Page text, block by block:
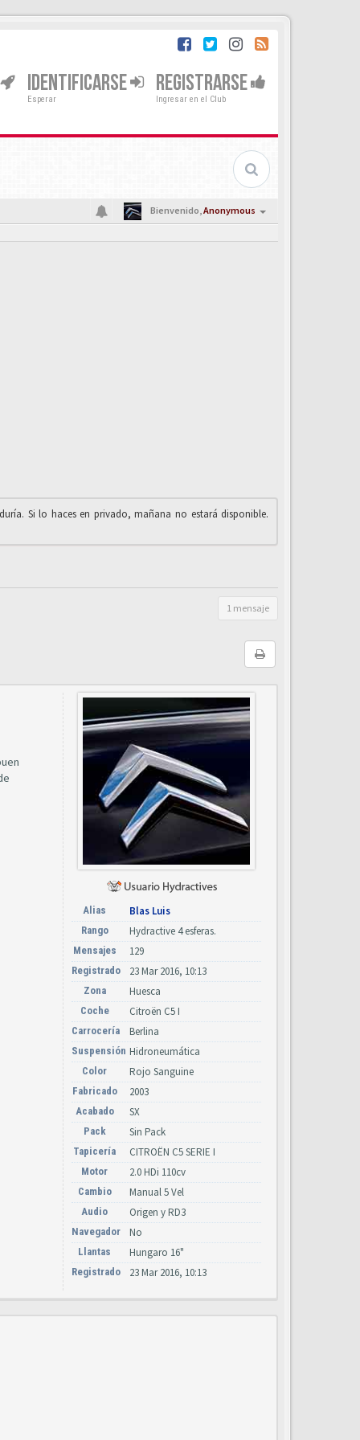
IDENTIFICARSE
Esperar
REGISTRARSE
Ingresar en el Club
Bienvenido,Anonymous
Si lo haces en privado, mañana no estará disponible.
1 mensaje
Alias Blas Luis
Rango Hydractive 4 esferas.
Mensajes 129
Registrado 23 Mar 2016, 10:13
Zona Huesca
Coche Citroën C5 I
Carrocería Berlina
Suspensión Hidroneumática
Color Rojo Sanguine
Fabricado 2003
Acabado SX
Pack Sin Pack
Tapicería CITROËN C5 SERIE I
Motor 2.0 HDi 110cv
Cambio Manual 5 Vel
Audio Origen y RD3
Navegador No
Llantas Hungaro 16"
Registrado 23 Mar 2016, 10:13